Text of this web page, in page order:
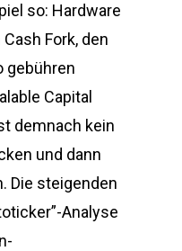
so: Hardware
Fork, den
gebühren
Capital
demnach kein
und dann
Die steigenden
Analyse